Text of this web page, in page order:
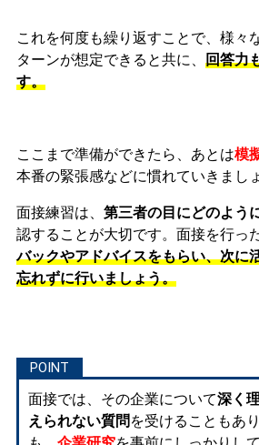
これを何度も繰り返すことで、様々
ターンが想定できると共に、 回答力
す。
ここまで準備ができたら、あとは模
本番の緊張感などに慣れていきまし
面接練習は、 第三者の目にどのよう
認することが大切です。面接を行っ
バックやアドバイスをもらい、次に
忘れずに行いましょう。
面接では、その企業について深く
えられない質問 を受けることもあ